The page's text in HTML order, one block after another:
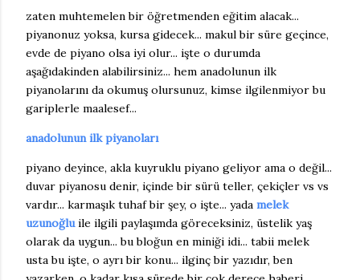
zaten muhtemelen bir öğretmenden eğitim alacak...
piyanonuz yoksa, kursa gidecek... makul bir süre geçince,
evde de piyano olsa iyi olur... işte o durumda
aşağıdakinden alabilirsiniz... hem anadolunun ilk
piyanolarını da okumuş olursunuz, kimse ilgilenmiyor bu
gariplerle maalesef...
anadolunun ilk piyanoları
piyano deyince, akla kuyruklu piyano geliyor ama o değil...
duvar piyanosu denir, içinde bir sürü teller, çekiçler vs vs
vardır... karmaşık tuhaf bir şey, o işte... yada melek
uzunoğluile ilgili paylaşımda göreceksiniz, üstelik yaş
olarak da uygun... bu bloğun en miniği idi... tabii melek
usta bu işte, o ayrı bir konu... ilginç bir yazıdır, ben